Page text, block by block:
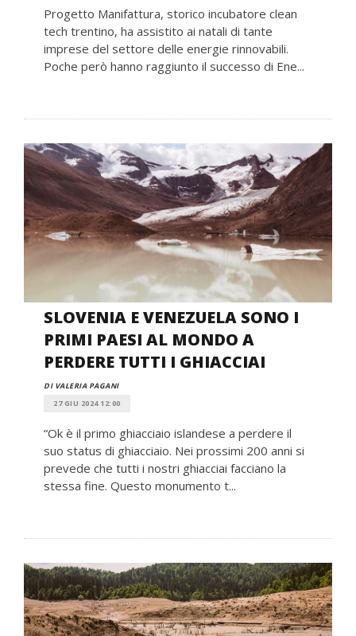
Progetto Manifattura, storico incubatore clean
tech trentino, ha assistito ai natali di tante
imprese del settore delle energie rinnovabili.
Poche però hanno raggiunto il successo di Ene...
SLOVENIA E VENEZUELA SONO I
PRIMI PAESI AL MONDO A
PERDERE TUTTI I GHIACCIAI
DI VALERIA PAGANI
27 GIU 2024 12:00
“Ok è il primo ghiacciaio islandese a perdere il
suo status di ghiacciaio. Nei prossimi 200 anni si
prevede che tutti i nostri ghiacciai facciano la
stessa fine. Questo monumento t...